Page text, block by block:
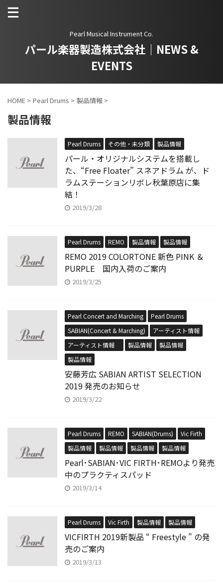
Pearl Musical Instrument Co.
パール楽器製造株式会社｜NEWS &
EVENTS
HOME > Pearl Drums > 製品情報 >
製品情報
Pearl Drums その他・未分類 製品情報
パール・オリジナルシステムを搭載し
た、“Free Floater” スネアドラム が、ド
ラムステーションリボレ秋葉原店に集
結！
2019/3/28
Pearl Drums REMO 製品情報 製品情報
REMO 2019 COLORTONE 新色 PINK ＆
PURPLE 国内入荷のご案内
2019/3/25
Pearl Concert and Marching
Pearl Drums
SABIAN(Concert & Marching)
アーティスト情報
アーティスト情報
製品情報
製品情報
製品情報
安藤芳広 SABIAN ARTIST SELECTION
2019 発売のお知らせ
2019/3/22
Pearl Drums REMO SABIAN(Drums)
Vic Firth
製品情報
製品情報 製品情報 製品情報
Pearl･SABIAN･VIC FIRTH･REMOより発売
中のプラクティスパッド
2019/3/14
Pearl Drums Vic Firth 製品情報 製品情報
VICFIRTH 2019新製品 “ Freestyle ” の発
売のご案内
2019/3/13